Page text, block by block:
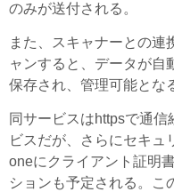
のみが送付される。
また、スキャナーとの連
ャンすると、データが自
保存され、管理可能とな
同サービスはhttpsで通
ビスだが、さらにセキュ
oneにクライアント証明
ションも予定される。こ